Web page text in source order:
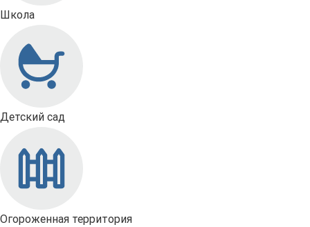
Школа
Детский сад
Огороженная территория